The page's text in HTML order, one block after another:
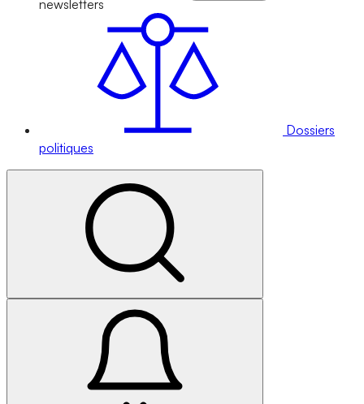
newsletters
Dossiers
politiques